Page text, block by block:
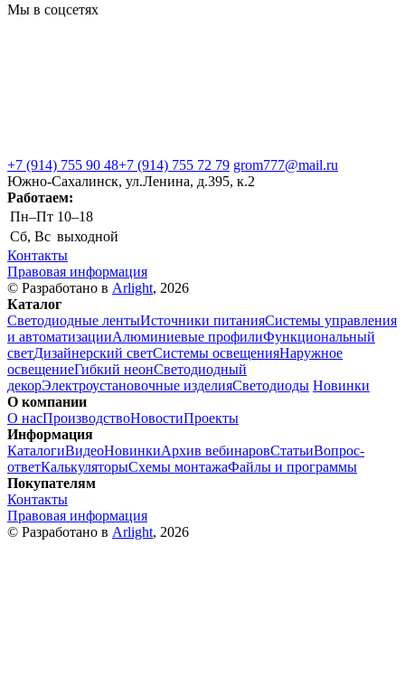
Мы в соцсетях
+7 (914) 755 90 48+7 (914) 755 72 79 grom777@mail.ru
Южно-Сахалинск, ул.Ленина, д.395, к.2
Работаем:
Пн–Пт 10–18
Сб, Вс выходной
Контакты
Правовая информация
© Разработано в Arlight, 2026
Каталог
Светодиодные лентыИсточники питанияСистемы управления
и автоматизацииАлюминиевые профилиФункциональный
светДизайнерский светСистемы освещенияНаружное
освещениеГибкий неонСветодиодный
декорЭлектроустановочные изделияСветодиоды Новинки
О компании
О насПроизводствоНовостиПроекты
Информация
КаталогиВидеоНовинкиАрхив вебинаровСтатьиВопрос-
ответКалькуляторыСхемы монтажаФайлы и программы
Покупателям
Контакты
Правовая информация
© Разработано в Arlight, 2026